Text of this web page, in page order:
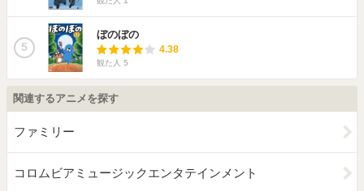
5
ぼのぼの
4.38
観た人 5
関連するアニメを探す
ファミリー
コロムビアミュージックエンタテインメント